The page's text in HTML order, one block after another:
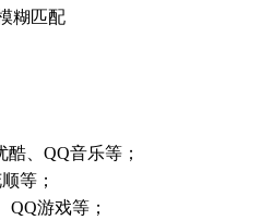
糊匹配
、QQ音乐等；
等；
游戏等；